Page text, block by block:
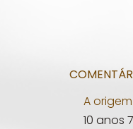
A
10 anos